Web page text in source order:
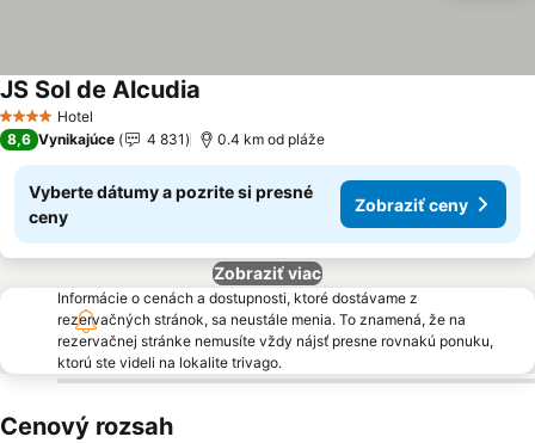
4 Počet hviezdičiek
Hotel
JS Sol de Alcudia
8,6 Vynikajúce 4 831 0.4 km od pláže
Vyberte dátumy a pozrite si presné
ceny
Zobraziť ceny
Zobraziť viac
Informácie o cenách a dostupnosti, ktoré dostávame z
rezervačných stránok, sa neustále menia. To znamená, že na
rezervačnej stránke nemusíte vždy nájsť presne rovnakú ponuku,
ktorú ste videli na lokalite trivago.
Cenový rozsah